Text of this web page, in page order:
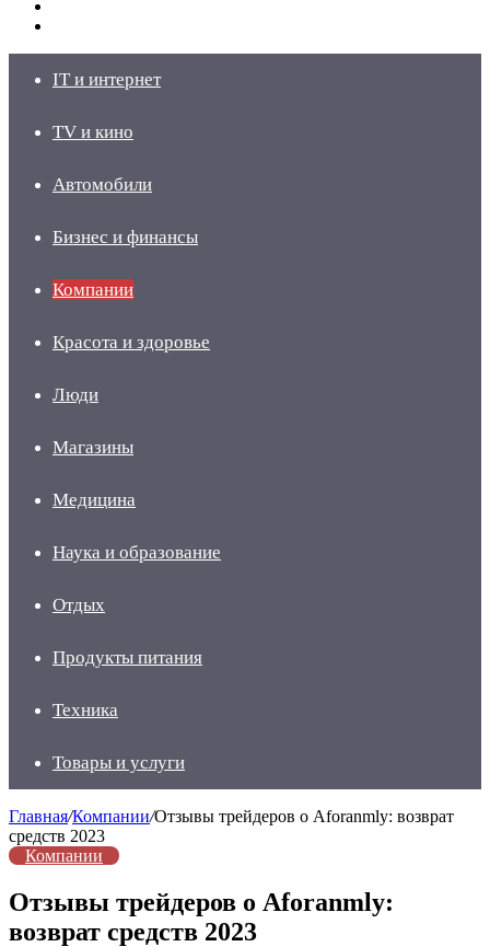
IT и интернет
TV и кино
Автомобили
Бизнес и финансы
Компании
Красота и здоровье
Люди
Магазины
Медицина
Наука и образование
Отдых
Продукты питания
Техника
Товары и услуги
Главная/Компании/Отзывы трейдеров о Aforanmly: возврат
средств 2023
Компании
Отзывы трейдеров о Aforanmly:
возврат средств 2023